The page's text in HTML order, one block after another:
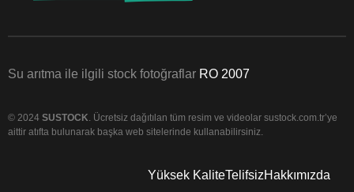
Su arıtma ile ilgili stock fotoğraflar RO 2007
© 2024 SUSTOCK. Ücretsiz dağıtılan tüm resim ve videolar sustock.com.tr’ye
aittir atıfta bulunarak başka web sitelerinde kullanabilirsiniz.
Yüksek KaliteTelifsizHakkımızda